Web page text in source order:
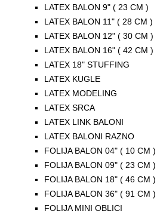
LATEX BALON 9" ( 23 CM )
LATEX BALON 11" ( 28 CM )
LATEX BALON 12" ( 30 CM )
LATEX BALON 16" ( 42 CM )
LATEX 18" STUFFING
LATEX KUGLE
LATEX MODELING
LATEX SRCA
LATEX LINK BALONI
LATEX BALONI RAZNO
FOLIJA BALON 04" ( 10 CM )
FOLIJA BALON 09" ( 23 CM )
FOLIJA BALON 18" ( 46 CM )
FOLIJA BALON 36" ( 91 CM )
FOLIJA MINI OBLICI